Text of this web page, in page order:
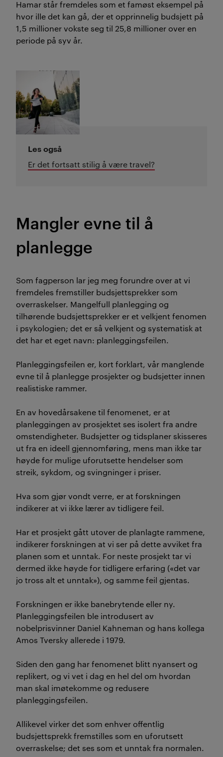
Hamar står fremdeles som et famøst eksempel på
hvor ille det kan gå, der et opprinnelig budsjett på
1,5 millioner vokste seg til 25,8 millioner over en
periode på syv år.
Les også
Er det fortsatt stilig å være travel?
Mangler evne til å
planlegge
Som fagperson lar jeg meg forundre over at vi
fremdeles fremstiller budsjettsprekker som
overraskelser. Mangelfull planlegging og
tilhørende budsjettsprekker er et velkjent fenomen
i psykologien; det er så velkjent og systematisk at
det har et eget navn: planleggingsfeilen.
Planleggingsfeilen er, kort forklart, vår manglende
evne til å planlegge prosjekter og budsjetter innen
realistiske rammer.
En av hovedårsakene til fenomenet, er at
planleggingen av prosjektet ses isolert fra andre
omstendigheter. Budsjetter og tidsplaner skisseres
ut fra en ideell gjennomføring, mens man ikke tar
høyde for mulige uforutsette hendelser som
streik, sykdom, og svingninger i priser.
Hva som gjør vondt verre, er at forskningen
indikerer at vi ikke lærer av tidligere feil.
Har et prosjekt gått utover de planlagte rammene,
indikerer forskningen at vi ser på dette avviket fra
planen som et unntak. For neste prosjekt tar vi
dermed ikke høyde for tidligere erfaring («det var
jo tross alt et unntak»), og samme feil gjentas.
Forskningen er ikke banebrytende eller ny.
Planleggingsfeilen ble introdusert av
nobelprisvinner Daniel Kahneman og hans kollega
Amos Tversky allerede i 1979.
Siden den gang har fenomenet blitt nyansert og
replikert, og vi vet i dag en hel del om hvordan
man skal imøtekomme og redusere
planleggingsfeilen.
Allikevel virker det som enhver offentlig
budsjettsprekk fremstilles som en uforutsett
overraskelse; det ses som et unntak fra normalen.